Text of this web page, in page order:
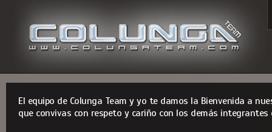
El equipo de Colunga Team y yo te damos la Bienvenida a
que convivas con respeto y cariño con los demás integrantes